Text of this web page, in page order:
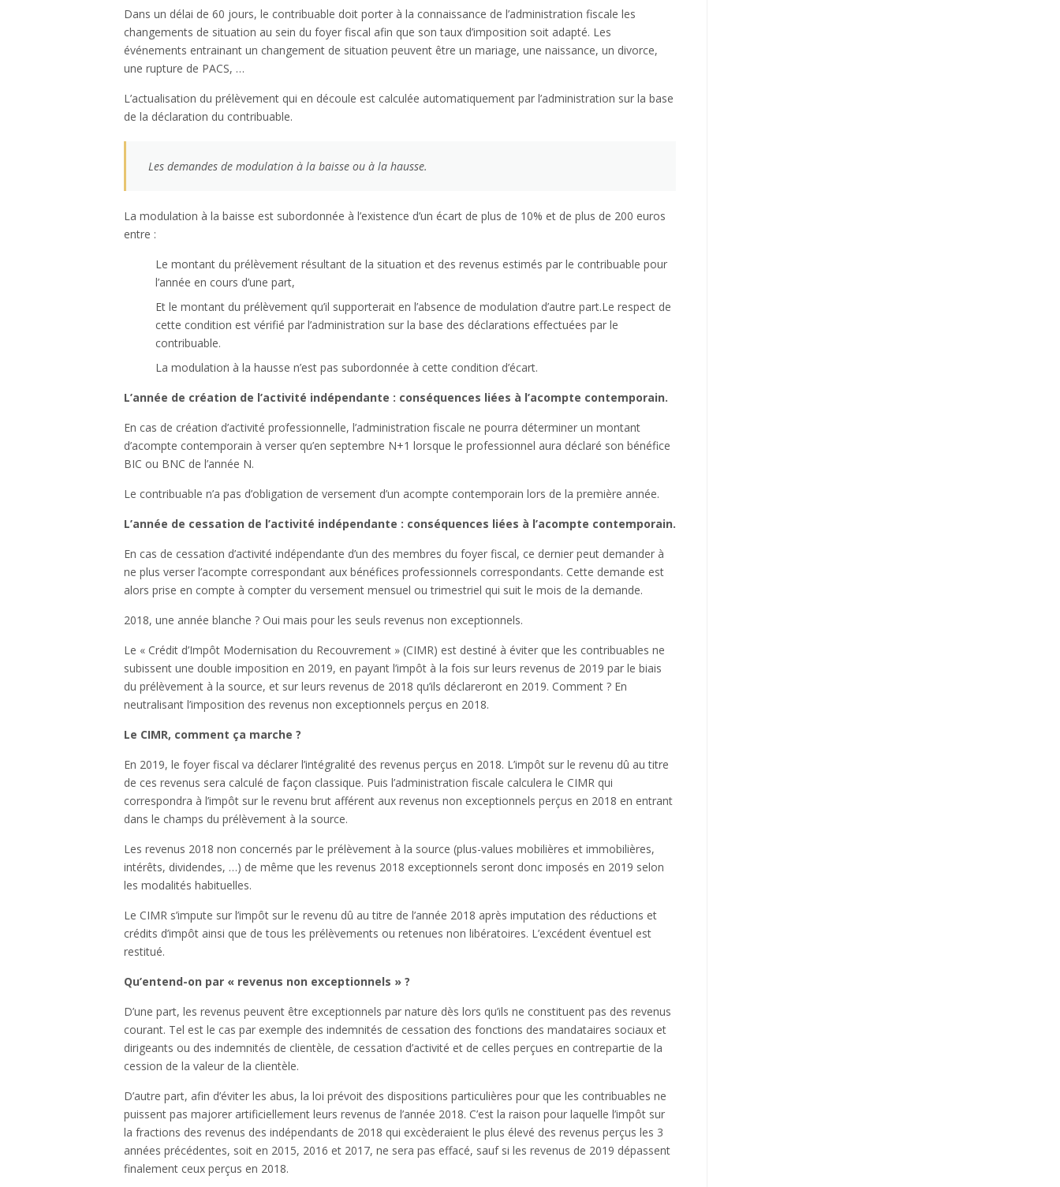
Dans un délai de 60 jours, le contribuable doit porter à la connaissance de l’administration fiscale les
changements de situation au sein du foyer fiscal afin que son taux d’imposition soit adapté. Les
événements entrainant un changement de situation peuvent être un mariage, une naissance, un divorce,
une rupture de PACS, …
L’actualisation du prélèvement qui en découle est calculée automatiquement par l’administration sur la base
de la déclaration du contribuable.
Les demandes de modulation à la baisse ou à la hausse.
La modulation à la baisse est subordonnée à l’existence d’un écart de plus de 10% et de plus de 200 euros
entre :
Le montant du prélèvement résultant de la situation et des revenus estimés par le contribuable pour
l’année en cours d’une part,
Et le montant du prélèvement qu’il supporterait en l’absence de modulation d’autre part.Le respect de
cette condition est vérifié par l’administration sur la base des déclarations effectuées par le
contribuable.
La modulation à la hausse n’est pas subordonnée à cette condition d’écart.
L’année de création de l’activité indépendante : conséquences liées à l’acompte contemporain.
En cas de création d’activité professionnelle, l’administration fiscale ne pourra déterminer un montant
d’acompte contemporain à verser qu’en septembre N+1 lorsque le professionnel aura déclaré son bénéfice
BIC ou BNC de l’année N.
Le contribuable n’a pas d’obligation de versement d’un acompte contemporain lors de la première année.
L’année de cessation de l’activité indépendante : conséquences liées à l’acompte contemporain.
En cas de cessation d’activité indépendante d’un des membres du foyer fiscal, ce dernier peut demander à
ne plus verser l’acompte correspondant aux bénéfices professionnels correspondants. Cette demande est
alors prise en compte à compter du versement mensuel ou trimestriel qui suit le mois de la demande.
2018, une année blanche ? Oui mais pour les seuls revenus non exceptionnels.
Le « Crédit d’Impôt Modernisation du Recouvrement » (CIMR) est destiné à éviter que les contribuables ne
subissent une double imposition en 2019, en payant l’impôt à la fois sur leurs revenus de 2019 par le biais
du prélèvement à la source, et sur leurs revenus de 2018 qu’ils déclareront en 2019. Comment ? En
neutralisant l’imposition des revenus non exceptionnels perçus en 2018.
Le CIMR, comment ça marche ?
En 2019, le foyer fiscal va déclarer l’intégralité des revenus perçus en 2018. L’impôt sur le revenu dû au titre
de ces revenus sera calculé de façon classique. Puis l’administration fiscale calculera le CIMR qui
correspondra à l’impôt sur le revenu brut afférent aux revenus non exceptionnels perçus en 2018 en entrant
dans le champs du prélèvement à la source.
Les revenus 2018 non concernés par le prélèvement à la source (plus-values mobilières et immobilières,
intérêts, dividendes, …) de même que les revenus 2018 exceptionnels seront donc imposés en 2019 selon
les modalités habituelles.
Le CIMR s’impute sur l’impôt sur le revenu dû au titre de l’année 2018 après imputation des réductions et
crédits d’impôt ainsi que de tous les prélèvements ou retenues non libératoires. L’excédent éventuel est
restitué.
Qu’entend-on par « revenus non exceptionnels » ?
D’une part, les revenus peuvent être exceptionnels par nature dès lors qu’ils ne constituent pas des revenus
courant. Tel est le cas par exemple des indemnités de cessation des fonctions des mandataires sociaux et
dirigeants ou des indemnités de clientèle, de cessation d’activité et de celles perçues en contrepartie de la
cession de la valeur de la clientèle.
D’autre part, afin d’éviter les abus, la loi prévoit des dispositions particulières pour que les contribuables ne
puissent pas majorer artificiellement leurs revenus de l’année 2018. C’est la raison pour laquelle l’impôt sur
la fractions des revenus des indépendants de 2018 qui excèderaient le plus élevé des revenus perçus les 3
années précédentes, soit en 2015, 2016 et 2017, ne sera pas effacé, sauf si les revenus de 2019 dépassent
finalement ceux perçus en 2018.